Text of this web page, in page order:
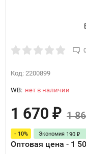
Код: 2200899
WB: нет в наличии
1 670 ₽ 1
- 10% Экономия 190 ₽
Оптовая цена - 1